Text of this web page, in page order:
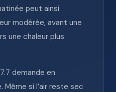
peut ainsi
modérée, avant une
une chaleur plus
demande en
Même si l’air reste sec